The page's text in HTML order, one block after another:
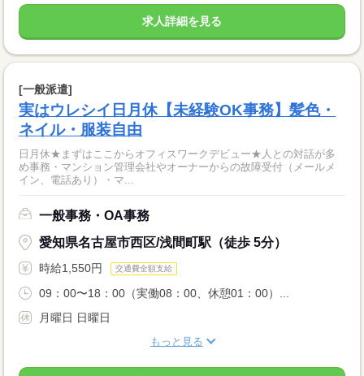
求人詳細を見る
[一般派遣]
実はウレシイ日月休【未経験OK事務】髪色・
ネイル・服装自由
日月休★まずはここからオフィスワークデビュー★人との対話が多
め事務・マンション管理会社やオーナーからの故障受付（メールメ
イン、電話あり）・マ...
一般事務・OA事務
愛知県名古屋市西区/浅間町駅（徒歩 5分）
時給1,550円 交通費全額支給
09：00〜18：00（実働08：00、休憩01：00）...
月曜日 日曜日
もっと見る